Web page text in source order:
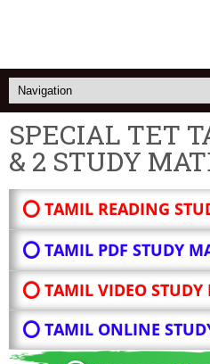
SPECIAL TET
& 2 STUDY
⭕ TAMIL READING
⭕ TAMIL PDF STUDY
⭕ TAMIL VIDEO STUDY
⭕ TAMIL ONLINE